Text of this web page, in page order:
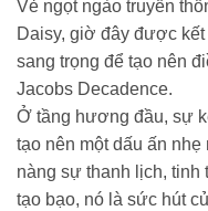
Vẻ ngọt ngào truyền
Daisy, giờ đây được
sang trọng để tạo nên
Jacobs Decadence.
Ở tầng hương đầu, sự
tạo nên một dấu ấn
nàng sự thanh lịch, tinh
tạo bạo, nó là sức hút